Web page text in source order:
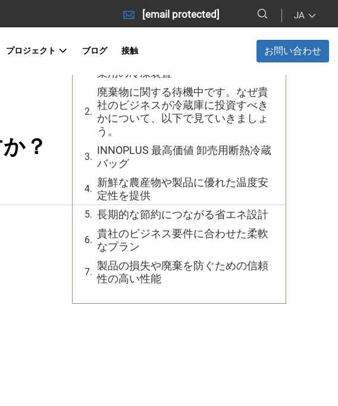
[email protected] JA
プロジェクト ブログ 接触 お問い合わせ
？
冷蔵庫（コールドルーム）とは、商
業用の冷凍装置
廃棄物に関する待機中です。なぜ貴
社のビジネスが冷蔵庫に投資すべき
かについて、以下で見ていきましょ
う。
INNOPLUS 最高価値 卸売用断熱冷蔵
バッグ
新鮮な農産物や製品に優れた温度安
定性を提供
長期的な節約につながる省エネ設計
貴社のビジネス要件に合わせた柔軟
なプラン
製品の損失や廃棄を防ぐための信頼
性の高い性能